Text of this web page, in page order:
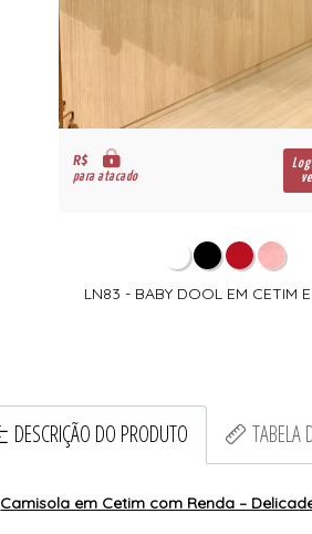
R$
para atacado
LN83 - BABY DOOL EM CETIM
DESCRIÇÃO DO PRODUTO TABELA
Camisola em Cetim com Renda –